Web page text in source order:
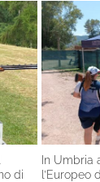
di
In Umbria
l’Europeo